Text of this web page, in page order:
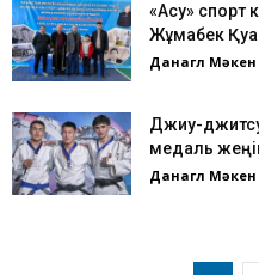
«Ақсу» спорт
Жұмабек
Данагүл Мәкен
Джиу-
медаль
Данагүл Мәкен